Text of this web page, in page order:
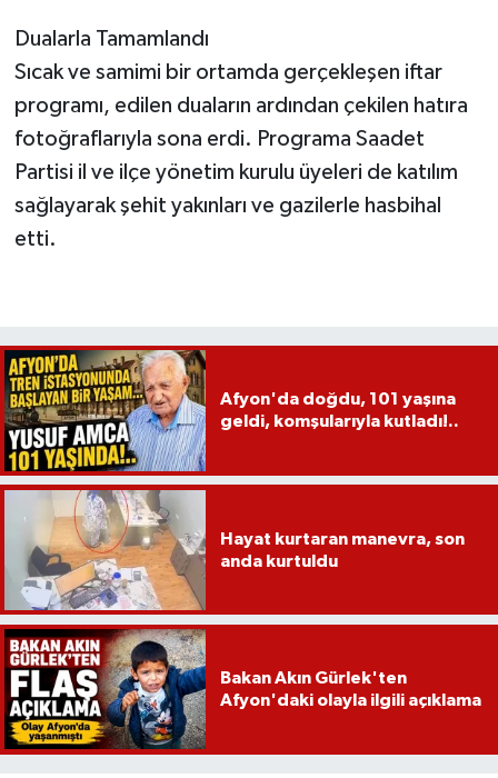
Dualarla Tamamlandı
Sıcak ve samimi bir ortamda gerçekleşen iftar
programı, edilen duaların ardından çekilen hatıra
fotoğraflarıyla sona erdi. Programa Saadet
Partisi il ve ilçe yönetim kurulu üyeleri de katılım
sağlayarak şehit yakınları ve gazilerle hasbihal
etti.
Afyon'da doğdu, 101 yaşına
geldi, komşularıyla kutladı!..
Hayat kurtaran manevra, son
anda kurtuldu
Bakan Akın Gürlek'ten
Afyon'daki olayla ilgili açıklama